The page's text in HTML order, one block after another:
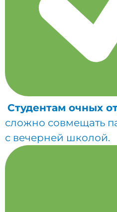
Студентам очных
сложно совмещать
с вечерней школой.